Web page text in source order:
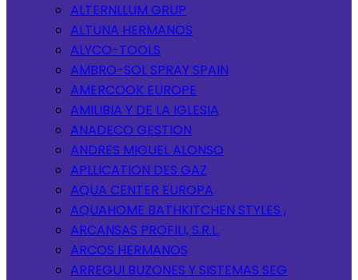
ALTERNLLUM GRUP
ALTUNA HERMANOS
ALYCO-TOOLS
AMBRO-SOL SPRAY SPAIN
AMERCOOK EUROPE
AMILIBIA Y DE LA IGLESIA
ANADECO GESTION
ANDRES MIGUEL ALONSO
APLLICATION DES GAZ
AQUA CENTER EUROPA
AQUAHOME BATHKITCHEN STYLES ,
ARCANSAS PROFILI, S.R.L.
ARCOS HERMANOS
ARREGUI BUZONES Y SISTEMAS SEG